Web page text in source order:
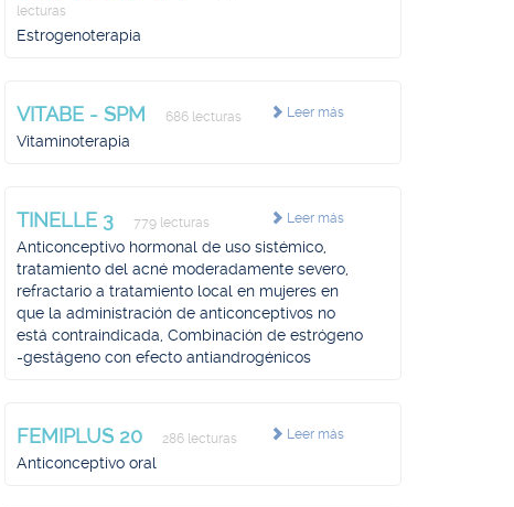
lecturas
Estrogenoterapia
Leer más
VITABE - SPM 686 lecturas
Vitaminoterapia
Leer más
TINELLE 3 779 lecturas
Anticonceptivo hormonal de uso sistémico,
tratamiento del acné moderadamente severo,
refractario a tratamiento local en mujeres en
que la administración de anticonceptivos no
está contraindicada, Combinación de estrógeno
-gestágeno con efecto antiandrogénicos
Leer más
FEMIPLUS 20 286 lecturas
Anticonceptivo oral